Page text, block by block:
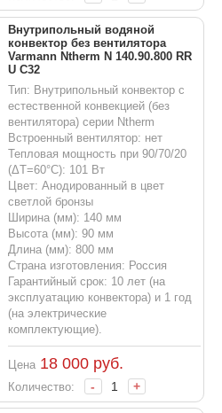
Внутрипольный водяной
конвектор без вентилятора
Varmann Ntherm N 140.90.800 RR
U C32
Тип: Внутрипольный конвектор с
естественной конвекцией (без
вентилятора) серии Ntherm
Встроенный вентилятор: нет
Тепловая мощность при 90/70/20
(ΔT=60°C): 101 Вт
Цвет: Анодированный в цвет
светлой бронзы
Ширина (мм): 140 мм
Высота (мм): 90 мм
Длина (мм): 800 мм
Страна изготовления: Россия
Гарантийный срок: 10 лет (на
эксплуатацию конвектора) и 1 год
(на электрические
комплектующие).
Цена 18 000руб.
Количество: - +